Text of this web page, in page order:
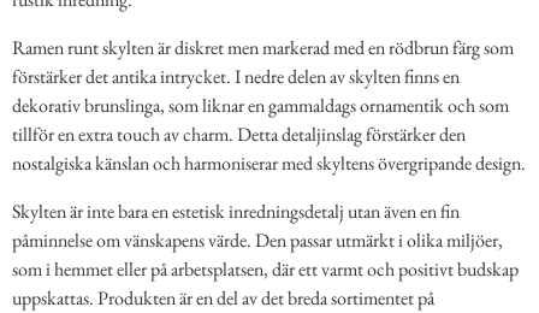
Ramen runt skylten är diskret men markerad med en rödbrun färg som
förstärker det antika intrycket. I nedre delen av skylten finns en
dekorativ brunslinga, som liknar en gammaldags ornamentik och som
tillför en extra touch av charm. Detta detaljinslag förstärker den
nostalgiska känslan och harmoniserar med skyltens övergripande design.
Skylten är inte bara en estetisk inredningsdetalj utan även en fin
påminnelse om vänskapens värde. Den passar utmärkt i olika miljöer,
som i hemmet eller på arbetsplatsen, där ett varmt och positivt budskap
uppskattas. Produkten är en del av det breda sortimentet på